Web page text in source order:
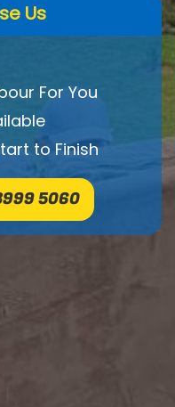
Us
For You
to Finish
5060